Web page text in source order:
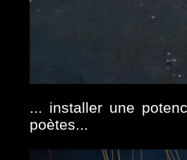
... installer une
poètes...